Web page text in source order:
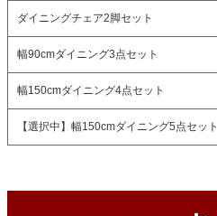
ダイニングチェア2脚セット
幅90cmダイニング3点セット
幅150cmダイニング4点セット
【選択中】 幅150cmダイニング5点セット